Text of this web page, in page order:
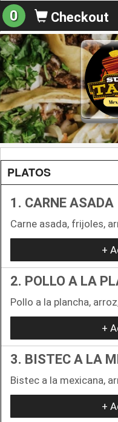
0 Checkout
PLATOS
1. CARNE ASADA
Carne asada, frijoles,
+
2. POLLO A LA
Pollo a la plancha,
+
3. BISTEC A LA
Bistec a la mexicana,
+